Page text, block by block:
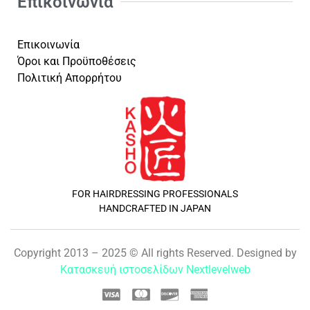
Επικοινωνία
Όροι και Προϋποθέσεις
Πολιτική Απορρήτου
FOR HAIRDRESSING PROFESSIONALS
HANDCRAFTED IN JAPAN
Copyright 2013 – 2025 © All rights Reserved. Designed by
Κατασκευή ιστοσελίδων Nextlevelweb